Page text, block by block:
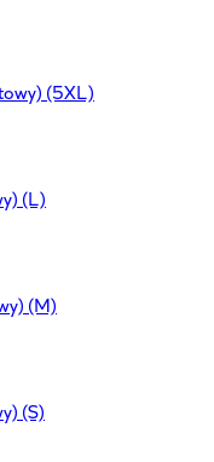
(5XL)
(L)
(M)
(S)